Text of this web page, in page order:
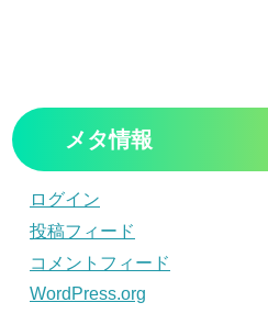
メタ情報
ログイン
投稿フィード
コメントフィード
WordPress.org